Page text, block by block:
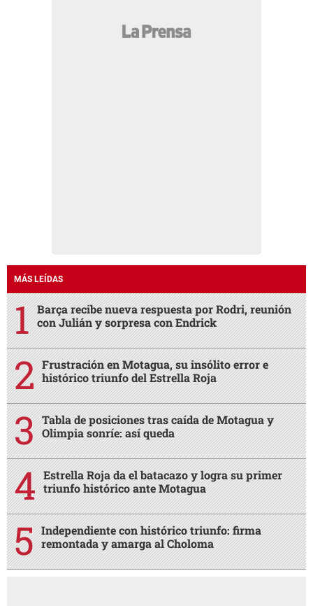
MÁS LEÍDAS
Barça recibe nueva respuesta por Rodri, reunión
con Julián y sorpresa con Endrick
Frustración en Motagua, su insólito error e
histórico triunfo del Estrella Roja
Tabla de posiciones tras caída de Motagua y
Olimpia sonríe: así queda
Estrella Roja da el batacazo y logra su primer
triunfo histórico ante Motagua
Independiente con histórico triunfo: firma
remontada y amarga al Choloma